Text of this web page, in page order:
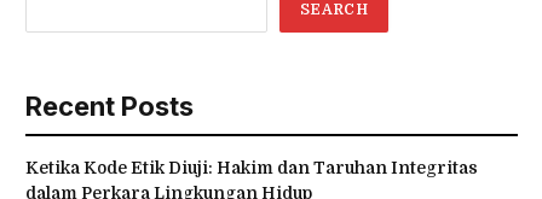
SEARCH
Recent Posts
Ketika Kode Etik Diuji: Hakim dan Taruhan Integritas
dalam Perkara Lingkungan Hidup